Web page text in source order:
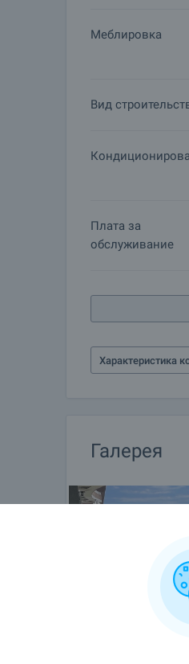
Меблировка
Вид
Плата за
обслуживание
Характеристика
Галерея